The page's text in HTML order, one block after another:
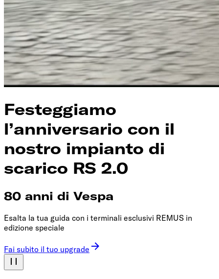
Festeggiamo
l’anniversario con il
nostro impianto di
scarico RS 2.0
80 anni di Vespa
Esalta la tua guida con i terminali esclusivi REMUS in
edizione speciale
Fai subito il tuo upgrade